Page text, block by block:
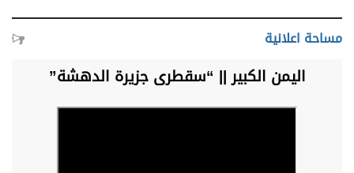
مساحة اعلانية
اليمن الكبير || “سقطرى جزيرة الدهشة”